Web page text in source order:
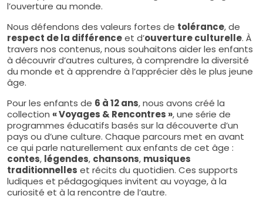
l’ouverture au monde.
Nous défendons des valeurs fortes de tolérance, de
respect de la différenceet d’ouverture culturelle. À
travers nos contenus, nous souhaitons aider les enfants
à découvrir d’autres cultures, à comprendre la diversité
du monde et à apprendre à l’apprécier dès le plus jeune
âge.
Pour les enfants de 6 à 12 ans, nous avons créé la
collection « Voyages & Rencontres », une série de
programmes éducatifs basés sur la découverte d’un
pays ou d’une culture. Chaque parcours met en avant
ce qui parle naturellement aux enfants de cet âge :
contes, légendes, chansons, musiques
traditionnelles et récits du quotidien. Ces supports
ludiques et pédagogiques invitent au voyage, à la
curiosité et à la rencontre de l’autre.